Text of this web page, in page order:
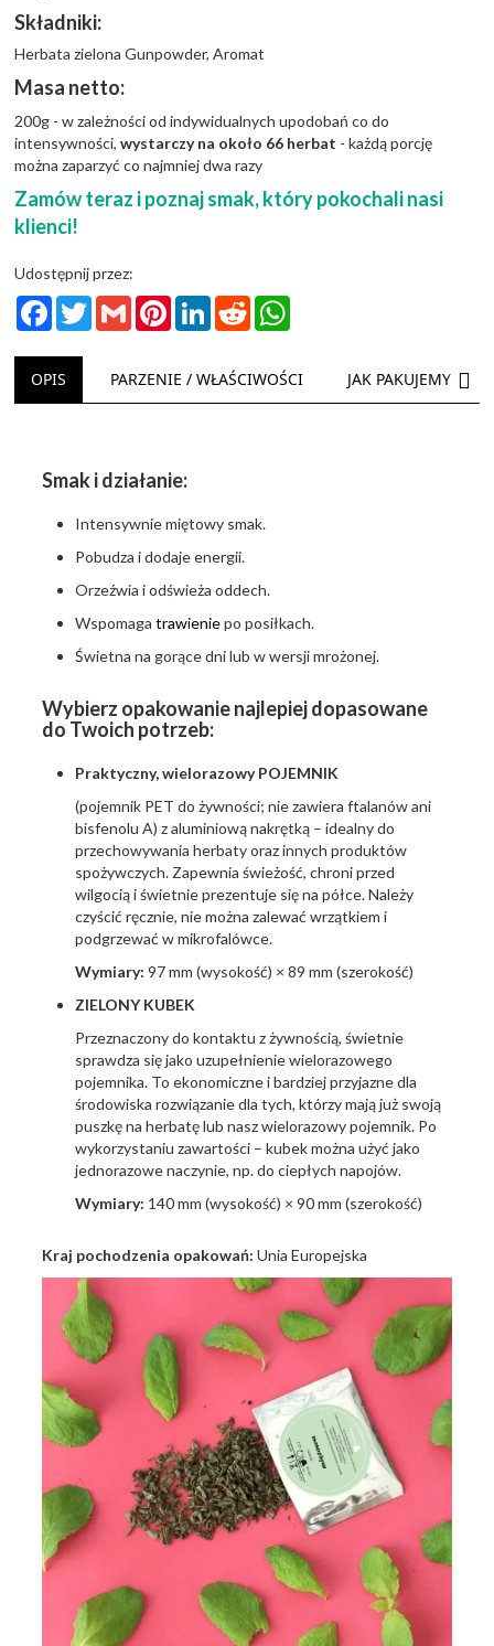
Składniki:
Herbata zielona Gunpowder, Aromat
Masa netto:
200g - w zależności od indywidualnych upodobań co do
intensywności,wystarczy na około 66 herbat - każdą porcję
można zaparzyć co najmniej dwa razy
Zamów teraz i poznaj smak, który pokochali nasi
klienci!
Udostępnij przez:
FacebookTwitterGmail PinterestLinkedInReddit
OPIS PARZENIE / WŁAŚCIWOŚCI JAK PAKUJEMY
Smak i działanie:
Intensywnie miętowy smak.
Pobudza i dodaje energii.
Orzeźwia i odświeża oddech.
Wspomagatrawieniepo posiłkach.
Świetna na gorące dni lub w wersji mrożonej.
Wybierz opakowanie najlepiej dopasowane
do Twoich potrzeb:
Praktyczny, wielorazowy POJEMNIK
(pojemnik PET do żywności; nie zawiera ftalanów ani
bisfenolu A) z aluminiową nakrętką – idealny do
przechowywania herbaty oraz innych produktów
spożywczych. Zapewnia świeżość, chroni przed
wilgocią i świetnie prezentuje się na półce. Należy
czyścić ręcznie, nie można zalewać wrzątkiem i
podgrzewać w mikrofalówce.
Wymiary: 97 mm (wysokość) × 89 mm (szerokość)
ZIELONY KUBEK
Przeznaczony do kontaktu z żywnością, świetnie
sprawdza się jako uzupełnienie wielorazowego
pojemnika. To ekonomiczne i bardziej przyjazne dla
środowiska rozwiązanie dla tych, którzy mają już swoją
puszkę na herbatę lub nasz wielorazowy pojemnik. Po
wykorzystaniu zawartości – kubek można użyć jako
jednorazowe naczynie, np. do ciepłych napojów.
Wymiary: 140 mm (wysokość) × 90 mm (szerokość)
Kraj pochodzenia opakowań: Unia Europejska